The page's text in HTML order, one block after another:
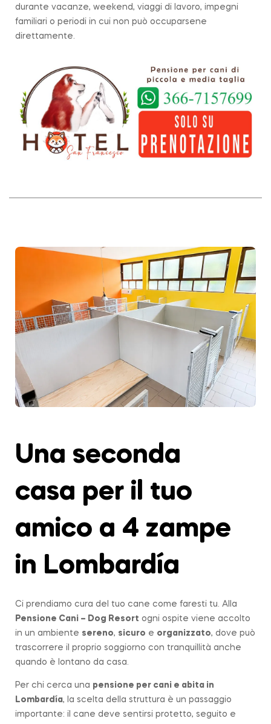
durante vacanze, weekend, viaggi di lavoro, impegni
familiari o periodi in cui non può occuparsene
direttamente.
Una seconda
casa per il tuo
amico a 4 zampe
in Lombardía
Ci prendiamo cura del tuo cane come faresti tu. Alla
Pensione Cani – Dog Resort ogni ospite viene accolto
in un ambiente sereno, sicuro e organizzato, dove può
trascorrere il proprio soggiorno con tranquillità anche
quando è lontano da casa.
Per chi cerca una pensione per cani e abita in
Lombardía, la scelta della struttura è un passaggio
importante: il cane deve sentirsi protetto, seguito e